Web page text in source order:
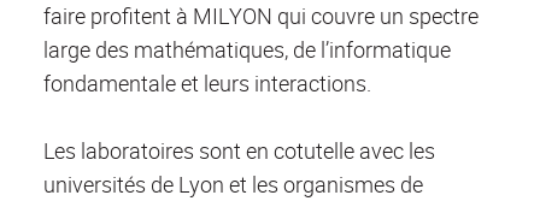
faire profitent à MILYON qui couvre un spectre
large des mathématiques, de l’informatique
fondamentale et leurs interactions.
Les laboratoires sont en cotutelle avec les
universités de Lyon et les organismes de